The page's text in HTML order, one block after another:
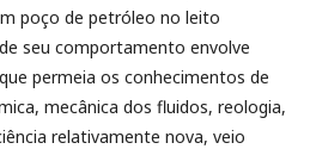
poço de petróleo no leito
seu comportamento envolve
permeia os conhecimentos de
mecânica dos fluidos, reologia,
relativamente nova, veio